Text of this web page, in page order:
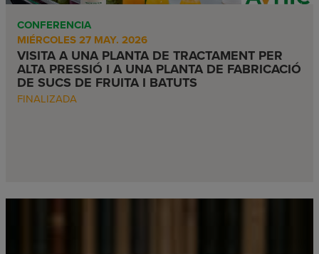
CONFERENCIA
MIÉRCOLES 27 MAY. 2026
VISITA A UNA PLANTA DE TRACTAMENT PER
ALTA PRESSIÓ I A UNA PLANTA DE FABRICACIÓ
DE SUCS DE FRUITA I BATUTS
FINALIZADA